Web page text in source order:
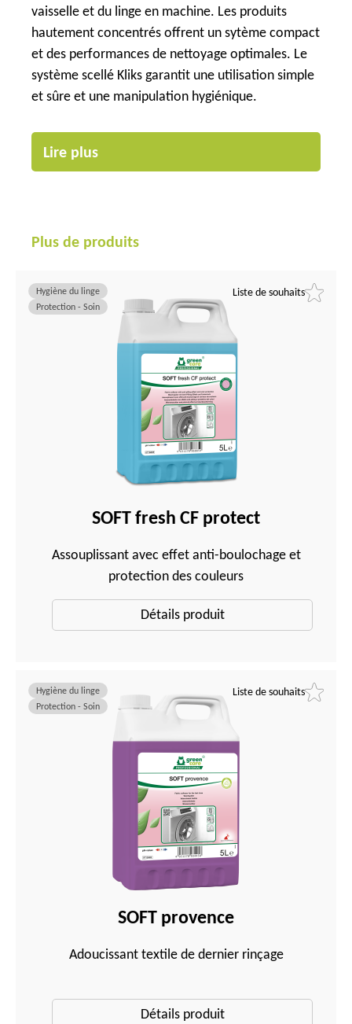
vaisselle et du linge en machine. Les produits
hautement concentrés offrent un sytème compact
et des performances de nettoyage optimales. Le
système scellé Kliks garantit une utilisation simple
et sûre et une manipulation hygiénique.
Lire plus
Plus de produits
Liste de souhaits
SOFT fresh CF protect
Assouplissant avec effet anti-boulochage et
protection des couleurs
Hygiène du linge
Protection - Soin
Détails produit
Liste de souhaits
SOFT provence
Adoucissant textile de dernier rinçage
Hygiène du linge
Protection - Soin
Détails produit